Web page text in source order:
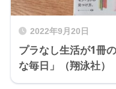
2022年9月20日
プラなし生活が1冊
な毎日」（翔泳社）